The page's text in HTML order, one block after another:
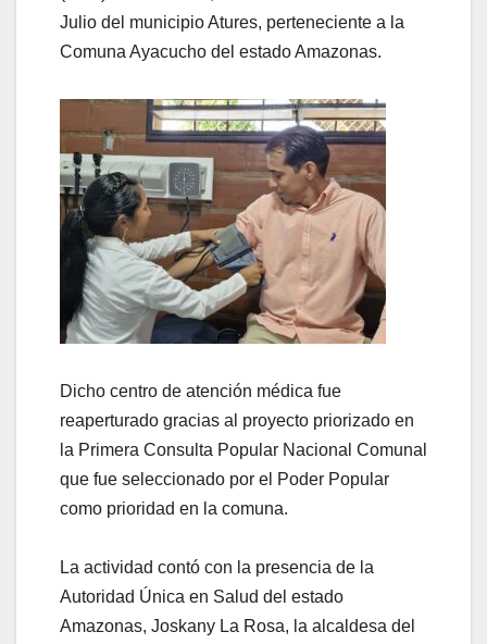
Julio del municipio Atures, perteneciente a la
Comuna Ayacucho del estado Amazonas.
Dicho centro de atención médica fue
reaperturado gracias al proyecto priorizado en
la Primera Consulta Popular Nacional Comunal
que fue seleccionado por el Poder Popular
como prioridad en la comuna.
La actividad contó con la presencia de la
Autoridad Única en Salud del estado
Amazonas, Joskany La Rosa, la alcaldesa del